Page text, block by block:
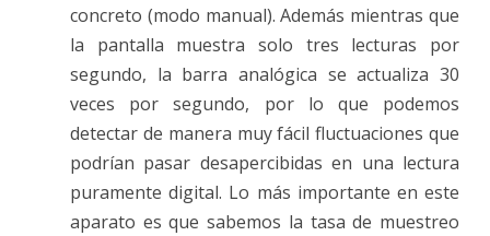
concreto (modo manual). Además mientras que
la pantalla muestra solo tres lecturas por
segundo, la barra analógica se actualiza 30
veces por segundo, por lo que podemos
detectar de manera muy fácil fluctuaciones que
podrían pasar desapercibidas en una lectura
puramente digital. Lo más importante en este
aparato es que sabemos la tasa de muestreo